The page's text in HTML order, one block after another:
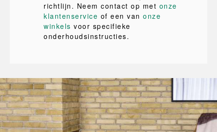
richtlijn. Neem contact op met onze
klantenservice of een van onze
winkels voor specifieke
onderhoudsinstructies.